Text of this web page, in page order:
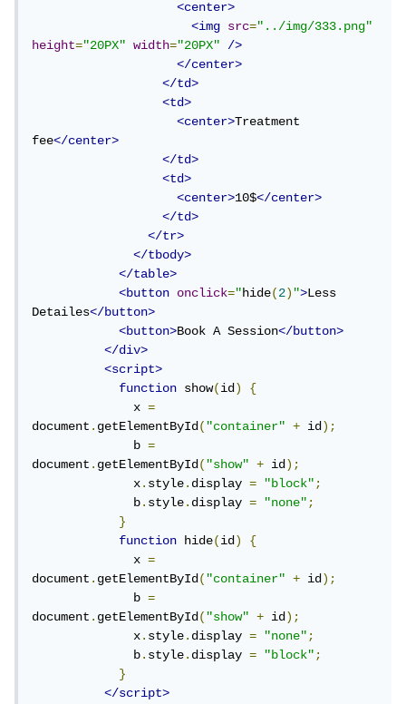
<center>
<img
src="../img/333.png"
height="20PX" width="20PX"
/>
</center>
</td>
<td>
<center>Treatment
fee</center>
</td>
<td>
<center>10$</center>
</td>
</tr>
</tbody>
</table>
<button
onclick="hide(2)">Less
Detailes</button>
<button>Book A Session</button>
</div>
<script>
function show(id)
{
              x
=
document.getElementById("container" + id);
              b
=
document.getElementById("show" + id);
              x
.style.display = "block";
              b
.style.display = "none";
}
function hide(id)
{
              x
=
document.getElementById("container" + id);
              b
=
document.getElementById("show" + id);
              x
.style.display = "none";
              b
.style.display = "block";
}
</script>